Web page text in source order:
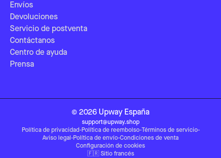
Envíos
Devoluciones
Servicio de postventa
Contáctanos
Centro de ayuda
Prensa
© 2026 Upway España
support@upway.shop
Política de privacidad-Política de reembolso-Términos de servicio-
Aviso legal -Política de envío-Condiciones de venta
Configuración de cookies
🇫🇷 Sitio francés